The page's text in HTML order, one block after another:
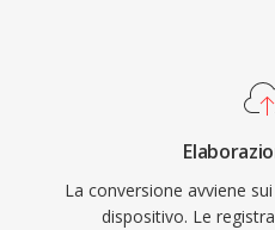
La conversione avviene
dispositivo. Le